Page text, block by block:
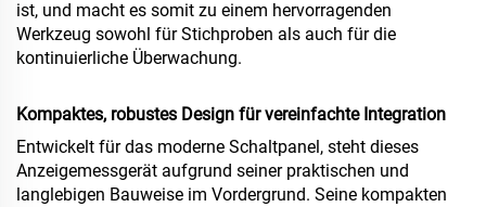
ist, und macht es somit zu einem hervorragenden
Werkzeug sowohl für Stichproben als auch für die
kontinuierliche Überwachung.
Kompaktes, robustes Design für vereinfachte Integration
Entwickelt für das moderne Schaltpanel, steht dieses
Anzeigemessgerät aufgrund seiner praktischen und
langlebigen Bauweise im Vordergrund. Seine kompakten